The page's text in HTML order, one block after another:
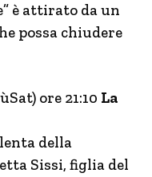
è attirato da un
possa chiudere
ore 21:10 La
della
Sissi, figlia del